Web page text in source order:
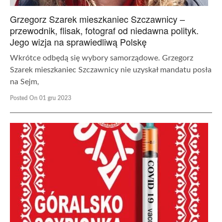
Grzegorz Szarek mieszkaniec Szczawnicy –
przewodnik, flisak, fotograf od niedawna polityk.
Jego wizja na sprawiedliwą Polskę
Wkrótce odbędą się wybory samorządowe. Grzegorz
Szarek mieszkaniec Szczawnicy nie uzyskał mandatu posła
na Sejm,
Posted On 01 gru 2023